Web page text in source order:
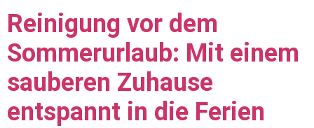
Reinigung vor dem
Sommerurlaub: Mit einem
sauberen Zuhause
entspannt in die Ferien